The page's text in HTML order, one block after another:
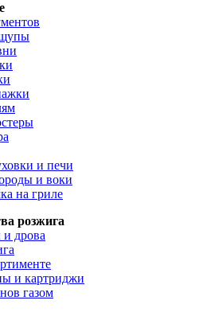
и печи
и воки
на гриле
розжига
дрова
и картриджи
газом